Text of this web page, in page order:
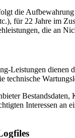
die
für 22 Jahre im
die an
Leistungen dienen
technische
Interessen